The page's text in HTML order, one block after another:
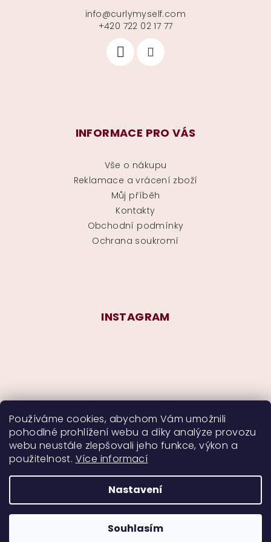
Používáme cookies, abychom Vám umožnili
pohodlné prohlížení webu a díky analýze provozu
webu neustále zlepšovali jeho funkce, výkon a
použitelnost. Více informací
Nastavení
Souhlasím
info@curlymyself.com
+420 722 02 17 77
INFORMACE PRO VÁS
Vše o nákupu
Reklamace a vrácení zboží
Můj příběh
Kontakty
Obchodní podmínky
Ochrana soukromí
INSTAGRAM
Sledovat na Instagramu